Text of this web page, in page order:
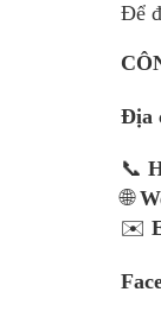
Để
Địa
📞
🌐
✉️